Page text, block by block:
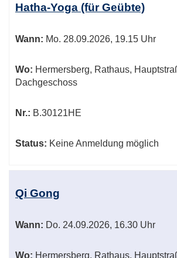
Hatha-Yoga (für Geübte)
Wann: Mo. 28.09.2026, 19.15 Uhr
Wo: Hermersberg, Rathaus,
Dachgeschoss
Nr.: B.30121HE
Status: Keine Anmeldung möglich
Qi Gong
Wann: Do. 24.09.2026, 16.30 Uhr
Wo: Hermersberg, Rathaus,